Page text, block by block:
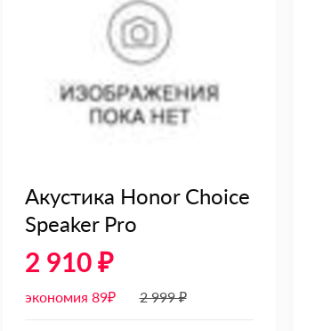
Акустика Honor Choice
Speaker Pro
2 910 ₽
экономия 89₽ 2 999 ₽